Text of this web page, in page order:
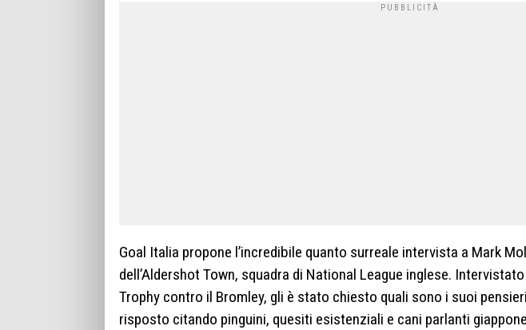
Goal Italia propone l’incredibile quanto surreale intervista a Mark
dell’Aldershot Town, squadra di National League inglese.
Trophy contro il Bromley, gli è stato chiesto quali sono i suoi
risposto citando pinguini, quesiti esistenziali e cani parlanti